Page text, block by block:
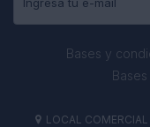
Bases y
 LOCAL